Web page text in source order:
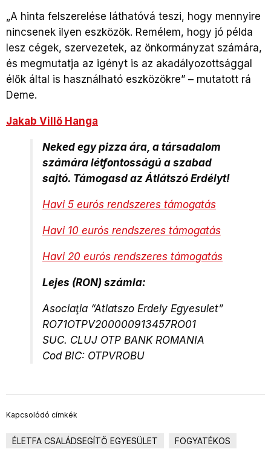
„A hinta felszerelése láthatóvá teszi, hogy mennyire
nincsenek ilyen eszközök. Remélem, hogy jó példa
lesz cégek, szervezetek, az önkormányzat számára,
és megmutatja az igényt is az akadályozottsággal
élők által is használható eszközökre” – mutatott rá
Deme.
Jakab Villő Hanga
Neked egy pizza ára, a társadalom
számára létfontosságú a szabad
sajtó. Támogasd az Átlátszó Erdélyt!
Havi 5 eurós rendszeres támogatás
Havi 10 eurós rendszeres támogatás
Havi 20 eurós rendszeres támogatás
Lejes (RON) számla:
Asociaţia “Atlatszo Erdely Egyesulet”
RO71OTPV200000913457RO01
SUC. CLUJ OTP BANK ROMANIA
Cod BIC: OTPVROBU
Kapcsolódó címkék
ÉLETFA CSALÁDSEGÍTŐ EGYESÜLET
FOGYATÉKOS